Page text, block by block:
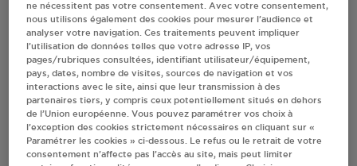
1 revendeur(s) Antargaz
à LOUDENVIELLE
Villes
CARREFOUR MONTAGNE CCB
ne nécessitent pas votre consentement. Avec votre consentement,
nous utilisons également des cookies pour mesurer l’audience et
analyser votre navigation. Ces traitements peuvent impliquer
l’utilisation de données telles que votre adresse IP, vos
pages/rubriques consultées, identifiant utilisateur/équipement,
pays, dates, nombre de visites, sources de navigation et vos
interactions avec le site, ainsi que leur transmission à des
partenaires tiers, y compris ceux potentiellement situés en dehors
de l’Union européenne. Vous pouvez paramétrer vos choix à
l’exception des cookies strictement nécessaires en cliquant sur «
Paramétrer les cookies » ci-dessous. Le refus ou le retrait de votre
consentement n’affecte pas l’accès au site, mais peut limiter